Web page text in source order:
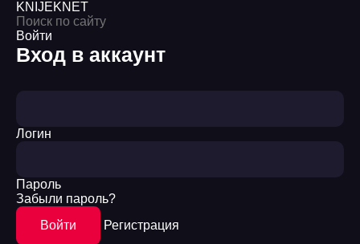
KNIJEKNET
Войти
Вход в аккаунт
Логин
Пароль
Забыли пароль?
Войти
Регистрация